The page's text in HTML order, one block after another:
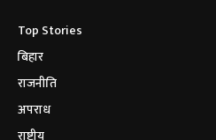
Top Stories
बिहार
राजनीति
अपराध